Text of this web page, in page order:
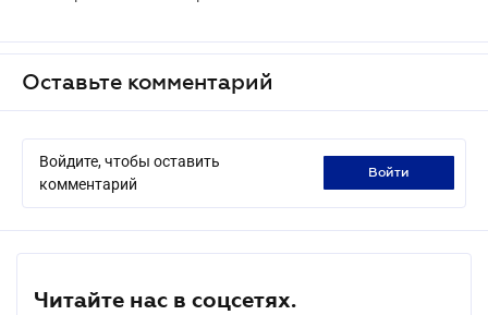
Оставьте комментарий
Войдите, чтобы оставить
комментарий
войти
Читайте нас в соцсетях.